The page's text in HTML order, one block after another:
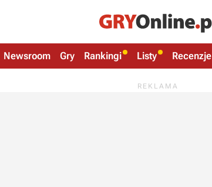
Newsroom Gry Rankingi Listy Recenzje